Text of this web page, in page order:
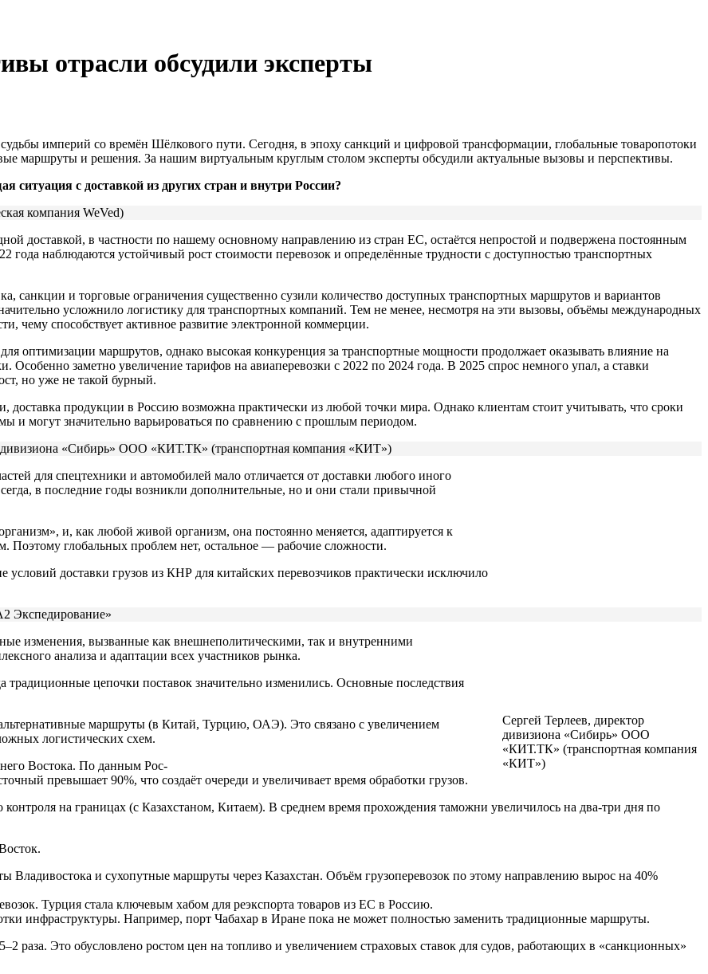
отрасли обсудили эксперты
империй со времён Шёлкового пути. Сегодня, в эпоху санкций и цифровой трансформации, глобальные товаропотоки
маршруты и решения. За нашим виртуальным круглым столом эксперты обсудили актуальные вызовы и перспективы.
с доставкой из других стран и внутри России?
компания WeVed)
доставкой, в частности по нашему основному направлению из стран ЕС, остаётся непростой и подвержена постоянным
года наблюдаются устойчивый рост стоимости перевозок и определённые трудности с доступностью транспортных
санкции и торговые ограничения существенно сузили количество доступных транспортных маршрутов и вариантов
усложнило логистику для транспортных компаний. Тем не менее, несмотря на эти вызовы, объёмы международных
чему способствует активное развитие электронной коммерции.
оптимизации маршрутов, однако высокая конкуренция за транспортные мощности продолжает оказывать влияние на
Особенно заметно увеличение тарифов на авиаперевозки с 2022 по 2024 года. В 2025 спрос немного упал, а ставки
но уже не такой бурный.
доставка продукции в Россию возможна практически из любой точки мира. Однако клиентам стоит учитывать, что сроки
и могут значительно варьироваться по сравнению с прошлым периодом.
дивизиона «Сибирь» ООО «КИТ.ТК» (транспортная компания «КИТ»)
Сергей Терлеев, директор
дивизиона «Сибирь» ООО
«КИТ.ТК» (транспортная компания
«КИТ»)
для спецтехники и автомобилей мало отличается от доставки любого иного
в последние годы возникли дополнительные, но и они стали привычной
и, как любой живой организм, она постоянно меняется, адаптируется к
Поэтому глобальных проблем нет, остальное — рабочие сложности.
доставки грузов из КНР для китайских перевозчиков практически исключило
Экспедирование»
изменения, вызванные как внешнеполитическими, так и внутренними
анализа и адаптации всех участников рынка.
традиционные цепочки поставок значительно изменились. Основные последствия
маршруты (в Китай, Турцию, ОАЭ). Это связано с увеличением
логистических схем.
Востока. По данным Рос-
превышает 90%, что создаёт очереди и увеличивает время обработки грузов.
на границах (с Казахстаном, Китаем). В среднем время прохождения таможни увеличилось на два-три дня по
Владивостока и сухопутные маршруты через Казахстан. Объём грузоперевозок по этому направлению вырос на 40%
Турция стала ключевым хабом для реэкспорта товаров из ЕС в Россию.
инфраструктуры. Например, порт Чабахар в Иране пока не может полностью заменить традиционные маршруты.
раза. Это обусловлено ростом цен на топливо и увеличением страховых ставок для судов, работающих в «санкционных»